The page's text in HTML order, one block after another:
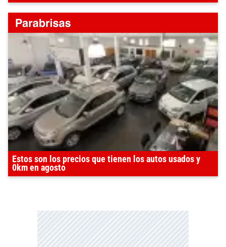
Estos son los precios que tienen los autos usados y
0km en agosto